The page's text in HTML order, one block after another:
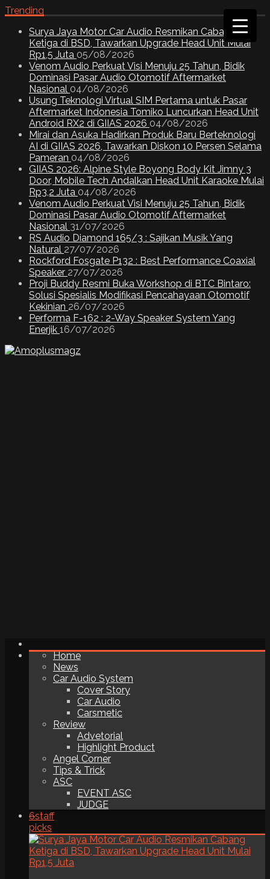
Trending
Surya Jaya Motor Car Audio Resmikan Cabang
Ketiga di BSD, Tawarkan Upgrade Head Unit Mulai
Rp1,5 Juta 05/08/2026
Venom Audio Perkuat Visi Menuju 25 Tahun, Bidik
Dominasi Pasar Audio Otomotif Aftermarket
Nasional 04/08/2026
Usung Teknologi Virtual SIM Pertama untuk Pasar
Aftermarket Indonesia Tomiko Luncurkan Head Unit
Android RX2 di GIIAS 2026 04/08/2026
Mirai dan Asuka Hadirkan Produk Baru Berteknologi
AI di GIIAS 2026, Tawarkan Diskon 10 Persen Selama
Pameran 04/08/2026
GIIAS 2026: Alpine Style Boyong Body Kit Jimny 3
Door, Mobile Tech Andalkan Head Unit Karaoke Mulai
Rp3,2 Juta 04/08/2026
Venom Audio Perkuat Visi Menuju 25 Tahun, Bidik
Dominasi Pasar Audio Otomotif Aftermarket
Nasional 31/07/2026
RS Audio Diamond 165/3 : Sajikan Musik Yang
Natural 27/07/2026
Rockford Fosgate P132 : Best Performance Coaxial
Speaker 27/07/2026
Proji Buddy Resmi Buka Workshop di BTC Bintaro:
Solusi Spesialis Modifikasi Pencahayaan Otomotif
Kekinian 26/07/2026
Performa F-162 : 2-Way Speaker System Yang
Enerjik 16/07/2026
Home
News
Car Audio System
Cover Story
Car Audio
Carsmetic
Review
Advetorial
Highlight Product
Angel Corner
Tips & Trick
ASC
EVENT ASC
JUDGE
6staff
picks